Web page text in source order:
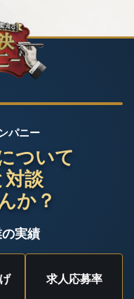
パニー
ついて
対談
か？
実績
求人応募率